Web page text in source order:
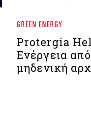
GREEN ENERGY
Protergia
Ενέργεια
μηδενική